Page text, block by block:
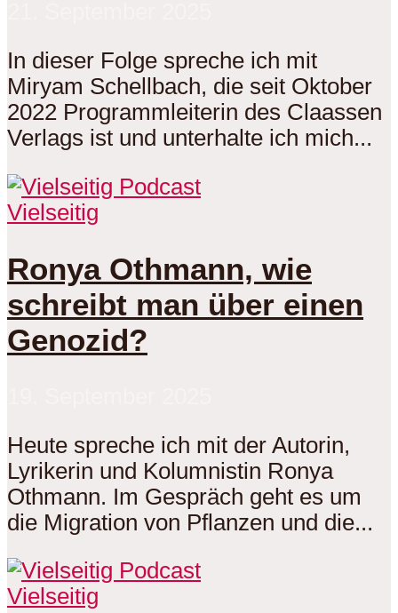
In dieser Folge spreche ich mit
Miryam Schellbach, die seit Oktober
2022 Programmleiterin des Claassen
Verlags ist und unterhalte ich mich...
Vielseitig
Ronya Othmann, wie
schreibt man über einen
Genozid?
Heute spreche ich mit der Autorin,
Lyrikerin und Kolumnistin Ronya
Othmann. Im Gespräch geht es um
die Migration von Pflanzen und die...
Vielseitig